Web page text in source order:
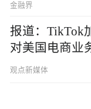
金融界
报道：TikTok
对美国电商业
观点新媒体